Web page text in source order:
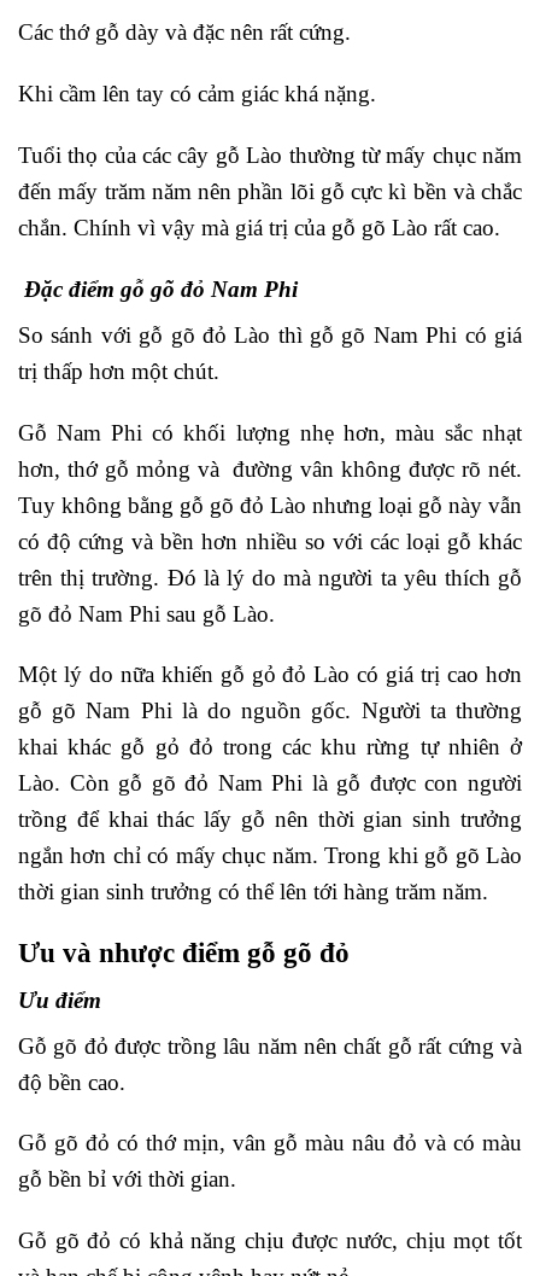
Các thớ gỗ dày và đặc nên rất cứng.
Khi cầm lên tay có cảm giác khá nặng.
Tuổi thọ của các cây gỗ Lào thường từ mấy chục năm
đến mấy trăm năm nên phần lõi gỗ cực kì bền và chắc
chắn. Chính vì vậy mà giá trị của gỗ gõ Lào rất cao.
Đặc điểm gỗ gõ đỏ Nam Phi
So sánh với gỗ gõ đỏ Lào thì gỗ gõ Nam Phi có giá
trị thấp hơn một chút.
Gỗ Nam Phi có khối lượng nhẹ hơn, màu sắc nhạt
hơn, thớ gỗ mỏng và đường vân không được rõ nét.
Tuy không bằng gỗ gõ đỏ Lào nhưng loại gỗ này vẫn
có độ cứng và bền hơn nhiều so với các loại gỗ khác
trên thị trường. Đó là lý do mà người ta yêu thích gỗ
gõ đỏ Nam Phi sau gỗ Lào.
Một lý do nữa khiến gỗ gỏ đỏ Lào có giá trị cao hơn
gỗ gõ Nam Phi là do nguồn gốc. Người ta thường
khai khác gỗ gỏ đỏ trong các khu rừng tự nhiên ở
Lào. Còn gỗ gõ đỏ Nam Phi là gỗ được con người
trồng để khai thác lấy gỗ nên thời gian sinh trưởng
ngắn hơn chỉ có mấy chục năm. Trong khi gỗ gõ Lào
thời gian sinh trưởng có thể lên tới hàng trăm năm.
Ưu và nhược điểm gỗ gõ đỏ
Ưu điểm
Gỗ gõ đỏ được trồng lâu năm nên chất gỗ rất cứng và
độ bền cao.
Gỗ gõ đỏ có thớ mịn, vân gỗ màu nâu đỏ và có màu
gỗ bền bỉ với thời gian.
Gỗ gõ đỏ có khả năng chịu được nước, chịu mọt tốt